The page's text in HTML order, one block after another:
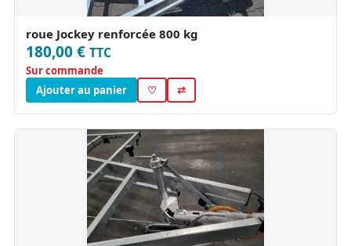
roue Jockey renforcée 800 kg
180,00 € TTC
Sur commande
Ajouter au panier
♡ ⇄